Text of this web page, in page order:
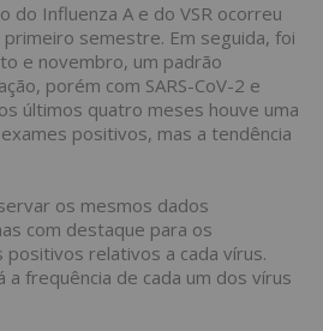
do Influenza A e do VSR ocorreu
semestre. Em seguida, foi
e novembro, um padrão
porém com SARS-CoV-2 e
últimos quatro meses houve uma
positivos, mas a tendência
os mesmos dados
com destaque para os
relativos a cada vírus.
a frequência de cada um dos vírus